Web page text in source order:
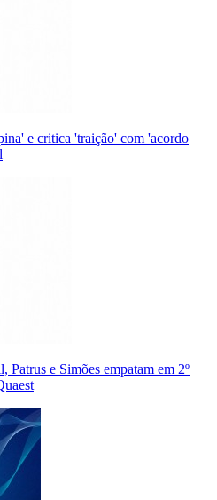
e critica 'traição' com 'acordo
e Simões empatam em 2º